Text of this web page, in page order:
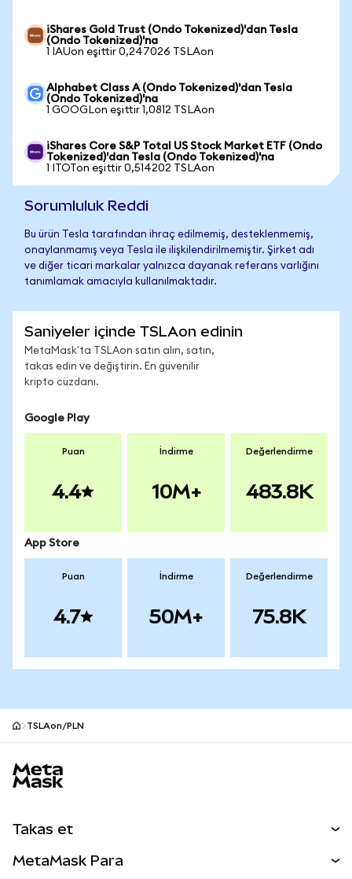
iShares Gold Trust (Ondo Tokenized)'dan Tesla
(Ondo Tokenized)'na
1 IAUon eşittir 0,247026 TSLAon
Alphabet Class A (Ondo Tokenized)'dan Tesla
(Ondo Tokenized)'na
1 GOOGLon eşittir 1,0812 TSLAon
iShares Core S&P Total US Stock Market ETF (Ondo
Tokenized)'dan Tesla (Ondo Tokenized)'na
1 ITOTon eşittir 0,514202 TSLAon
Sorumluluk Reddi
Bu ürün Tesla tarafından ihraç edilmemiş, desteklenmemiş,
onaylanmamış veya Tesla ile ilişkilendirilmemiştir. Şirket adı
ve diğer ticari markalar yalnızca dayanak referans varlığını
tanımlamak amacıyla kullanılmaktadır.
Saniyeler içinde TSLAon edinin
MetaMask'ta TSLAon satın alın, satın,
takas edin ve değiştirin. En güvenilir
kripto cüzdanı.
Google Play
Puan
4.4
İndirme
10M+
Değerlendirme
483.8K
App Store
Puan
4.7
İndirme
50M+
Değerlendirme
75.8K
TSLAon/PLN
Takas et
MetaMask Para